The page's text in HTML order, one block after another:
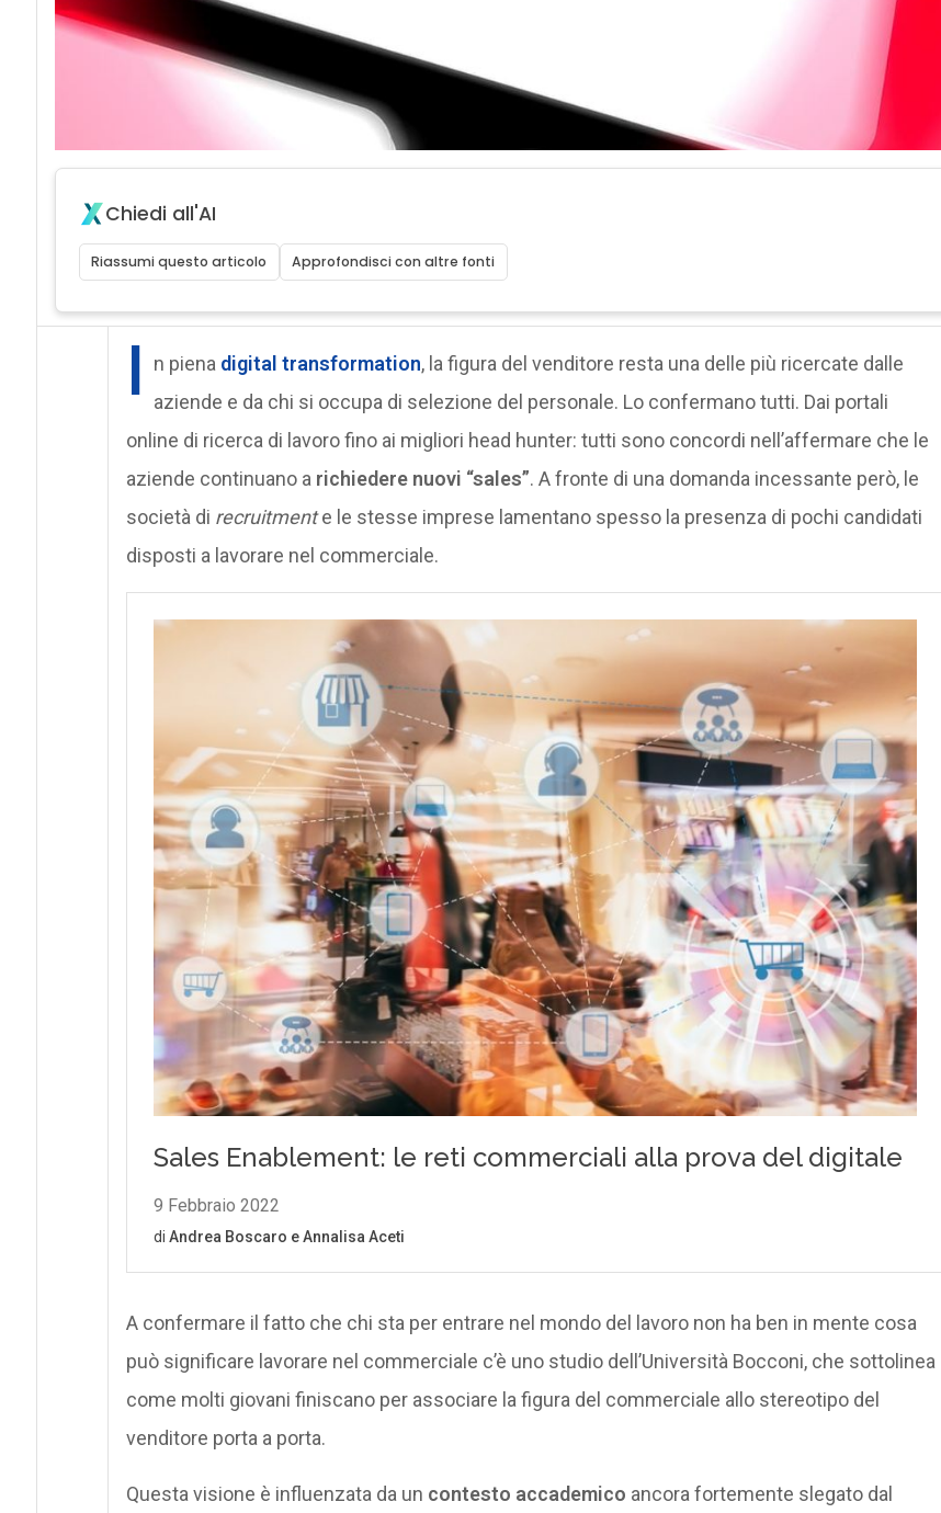
Chiedi all'AI
Riassumi questo articolo Approfondisci con altre fonti
I n piena digital transformation, la figura del venditore resta una delle più ricercate dalle
aziende e da chi si occupa di selezione del personale. Lo confermano tutti. Dai portali
online di ricerca di lavoro fino ai migliori head hunter: tutti sono concordi nell’affermare che le
aziende continuano a richiedere nuovi “sales”. A fronte di una domanda incessante però, le
società di recruitmente le stesse imprese lamentano spesso la presenza di pochi candidati
disposti a lavorare nel commerciale.
A confermare il fatto che chi sta per entrare nel mondo del lavoro non ha ben in mente cosa
può significare lavorare nel commerciale c’è uno studio dell’Università Bocconi, che sottolinea
come molti giovani finiscano per associare la figura del commerciale allo stereotipo del
venditore porta a porta.
Questa visione è influenzata da un contesto accademico ancora fortemente slegato dal